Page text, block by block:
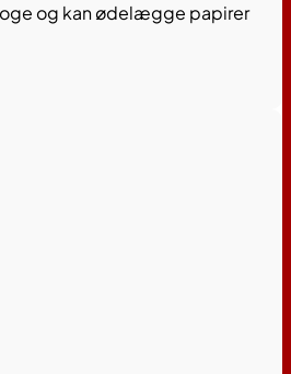
og kan ødelægge papirer